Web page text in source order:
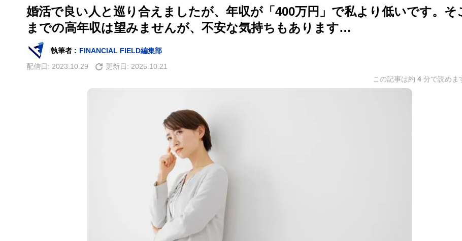
婚活で良い人と巡り合えましたが、年収が「400万円」で私より低いです。そ
までの高年収は望みませんが、不安な気持ちもあります…
執筆者 : FINANCIAL FIELD編集部
配信日: 2023.10.29 更新日: 2025.10.21
この記事は約 4 分で読めま